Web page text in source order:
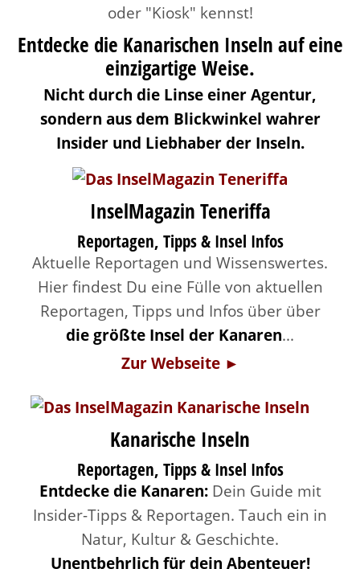
oder "Kiosk" kennst!
Entdecke die Kanarischen Inseln auf eine
einzigartige Weise.
Nicht durch die Linse einer Agentur,
sondern aus dem Blickwinkel wahrer
Insider und Liebhaber der Inseln.
InselMagazin Teneriffa
Reportagen, Tipps & Insel Infos
Aktuelle Reportagen und Wissenswertes.
Hier findest Du eine Fülle von aktuellen
Reportagen, Tipps und Infos über über
die größte Insel der Kanaren...
Zur Webseite ►
Kanarische Inseln
Reportagen, Tipps & Insel Infos
Entdecke die Kanaren:Dein Guide mit
Insider-Tipps & Reportagen. Tauch ein in
Natur, Kultur & Geschichte.
Unentbehrlich für dein Abenteuer!